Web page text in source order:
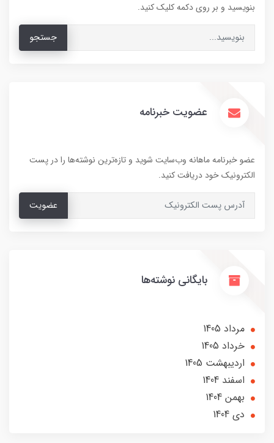
بنویسید و بر روی دکمه کلیک کنید.
جستجو
عضویت خبرنامه
عضو خبرنامه ماهانه وب‌سایت شوید و تازه‌ترین نوشته‌ها را در پست
الکترونیک خود دریافت کنید.
عضویت
بایگانی نوشته‌ها
مرداد 1405
خرداد 1405
ارديبهشت 1405
اسفند 1404
بهمن 1404
دی 1404